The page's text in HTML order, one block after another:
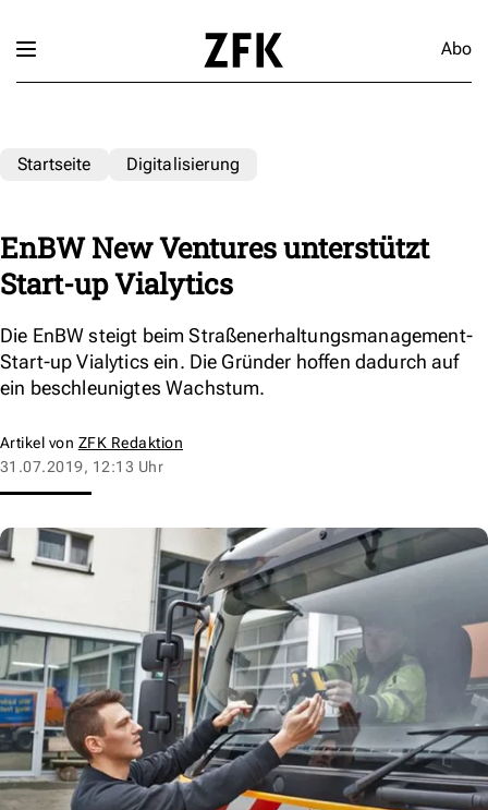
Abo
Startseite Digitalisierung
EnBW New Ventures unterstützt
Start-up Vialytics
Die EnBW steigt beim Straßenerhaltungsmanagement-
Start-up Vialytics ein. Die Gründer hoffen dadurch auf
ein beschleunigtes Wachstum.
Artikel von ZFK Redaktion
31.07.2019, 12:13 Uhr